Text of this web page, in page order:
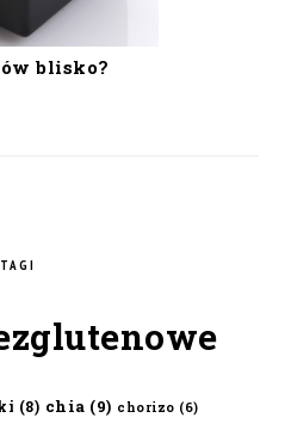
blisko?
TAGI
(8) chia (9) chorizo (6)